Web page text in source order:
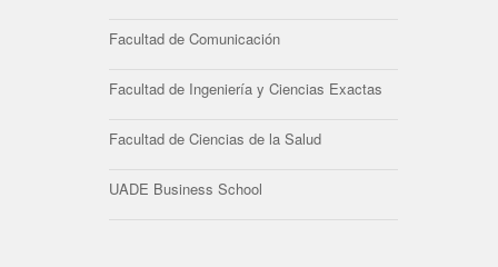
Facultad de Comunicación
Facultad de Ingeniería y Ciencias Exactas
Facultad de Ciencias de la Salud
UADE Business School